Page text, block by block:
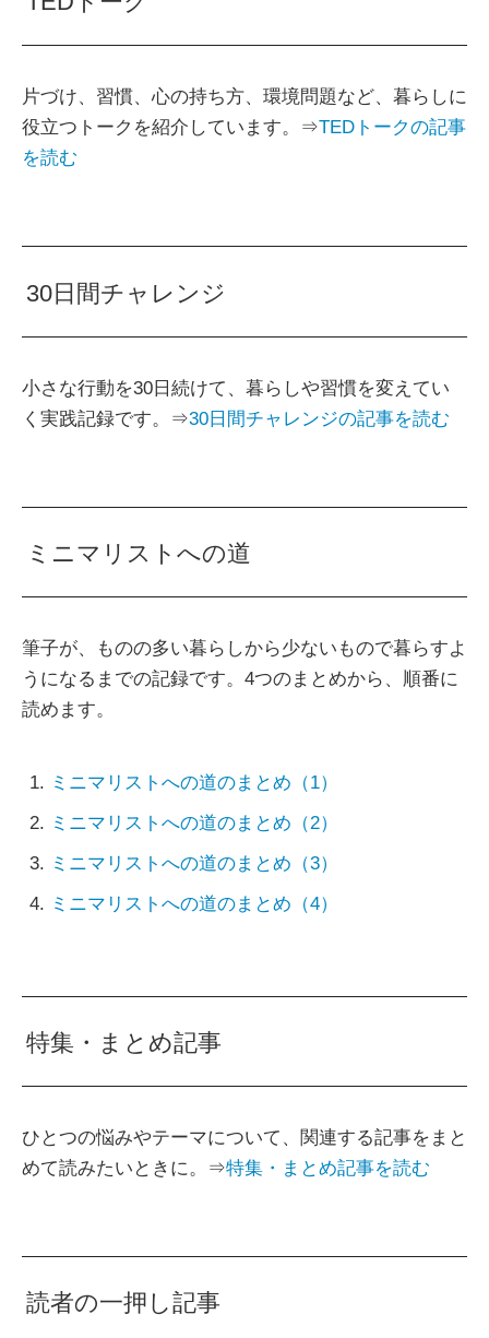
片づけ、習慣、心の持ち方、環境問題など、暮らしに
役立つトークを紹介しています。⇒TEDトークの記事
を読む
30日間チャレンジ
小さな行動を30日続けて、暮らしや習慣を変えてい
く実践記録です。⇒30日間チャレンジの記事を読む
ミニマリストへの道
筆子が、ものの多い暮らしから少ないもので暮らすよ
うになるまでの記録です。4つのまとめから、順番に
読めます。
ミニマリストへの道のまとめ（1）
ミニマリストへの道のまとめ（2）
ミニマリストへの道のまとめ（3）
ミニマリストへの道のまとめ（4）
特集・まとめ記事
ひとつの悩みやテーマについて、関連する記事をまと
めて読みたいときに。⇒特集・まとめ記事を読む
読者の一押し記事